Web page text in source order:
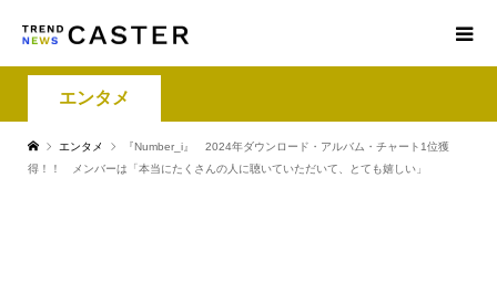
エンタメ
エンタメ
『Number_i』 2024年ダウンロード・アルバム・チャート1位獲
得！！ メンバーは「本当にたくさんの人に聴いていただいて、とても嬉しい」